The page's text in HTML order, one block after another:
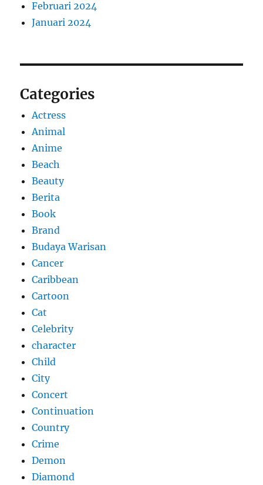
Februari 2024
Januari 2024
Categories
Actress
Animal
Anime
Beach
Beauty
Berita
Book
Brand
Budaya Warisan
Cancer
Caribbean
Cartoon
Cat
Celebrity
character
Child
City
Concert
Continuation
Country
Crime
Demon
Diamond